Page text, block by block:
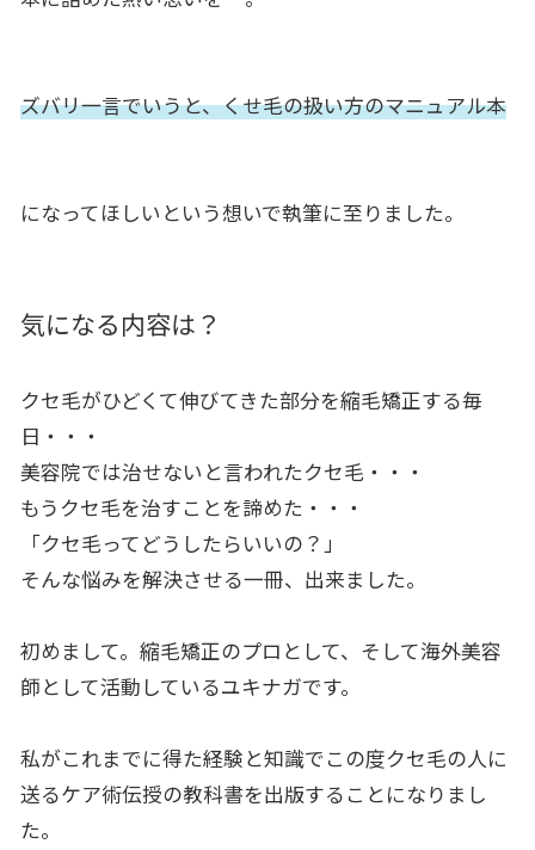
ズバリ一言でいうと、くせ毛の扱い方のマニュアル本
になってほしいという想いで執筆に至りました。
気になる内容は？
クセ毛がひどくて伸びてきた部分を縮毛矯正する毎
日・・・
美容院では治せないと言われたクセ毛・・・
もうクセ毛を治すことを諦めた・・・
「クセ毛ってどうしたらいいの？」
そんな悩みを解決させる一冊、出来ました。
初めまして。縮毛矯正のプロとして、そして海外美容
師として活動しているユキナガです。
私がこれまでに得た経験と知識でこの度クセ毛の人に
送るケア術伝授の教科書を出版することになりまし
た。